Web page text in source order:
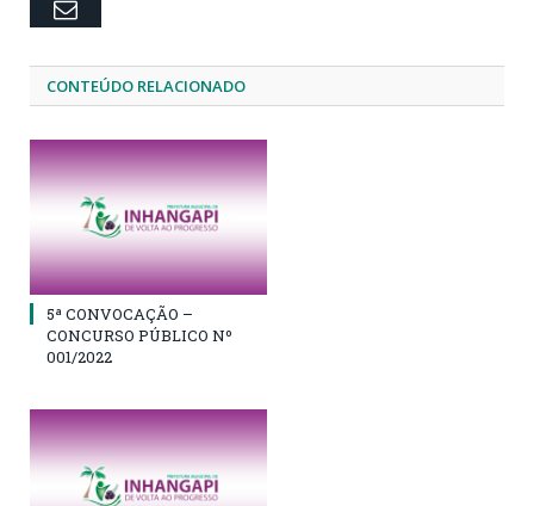
Email
CONTEÚDO RELACIONADO
5ª CONVOCAÇÃO –
CONCURSO PÚBLICO Nº
001/2022